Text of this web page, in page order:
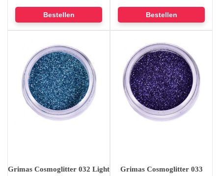
Grimas Cosmoglitter 032 Light
Grimas Cosmoglitter 033